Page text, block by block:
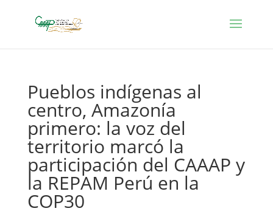
Pueblos indígenas al
centro, Amazonía
primero: la voz del
territorio marcó la
participación del CAAAP y
la REPAM Perú en la
COP30